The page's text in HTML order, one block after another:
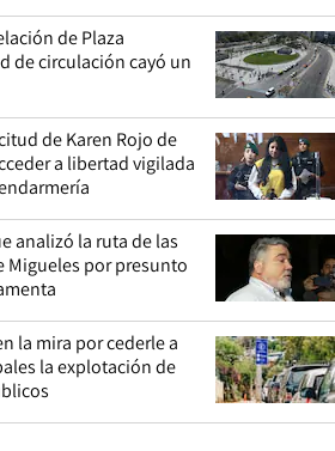
de Plaza
de circulación cayó un
de Karen Rojo de
a libertad vigilada
analizó la ruta de las
Migueles por presunto
la mira por cederle a
la explotación de